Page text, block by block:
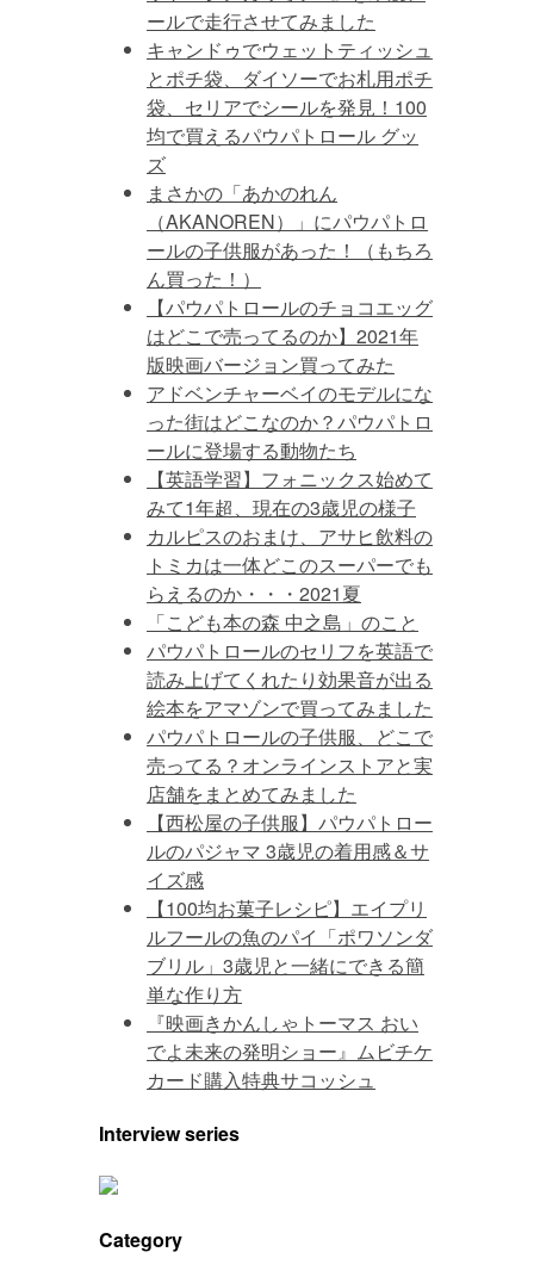
ールで走行させてみました
キャンドゥでウェットティッシュ
とポチ袋、ダイソーでお札用ポチ
袋、セリアでシールを発見！100
均で買えるパウパトロール グッ
ズ
まさかの「あかのれん
（AKANOREN）」にパウパトロ
ールの子供服があった！（もちろ
ん買った！）
【パウパトロールのチョコエッグ
はどこで売ってるのか】2021年
版映画バージョン買ってみた
アドベンチャーベイのモデルにな
った街はどこなのか？パウパトロ
ールに登場する動物たち
【英語学習】フォニックス始めて
みて1年超、現在の3歳児の様子
カルピスのおまけ、アサヒ飲料の
トミカは一体どこのスーパーでも
らえるのか・・・2021夏
「こども本の森 中之島」のこと
パウパトロールのセリフを英語で
読み上げてくれたり効果音が出る
絵本をアマゾンで買ってみました
パウパトロールの子供服、どこで
売ってる？オンラインストアと実
店舗をまとめてみました
【西松屋の子供服】パウパトロー
ルのパジャマ 3歳児の着用感＆サ
イズ感
【100均お菓子レシピ】エイプリ
ルフールの魚のパイ「ポワソンダ
ブリル」3歳児と一緒にできる簡
単な作り方
『映画きかんしゃトーマス おい
でよ未来の発明ショー』ムビチケ
カード購入特典サコッシュ
Interview series
Category